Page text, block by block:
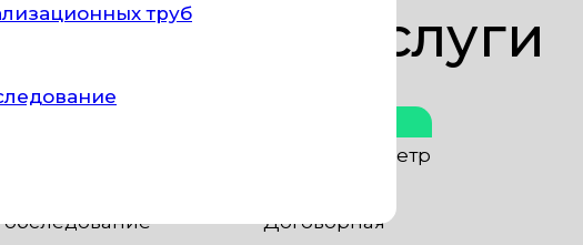
труб
Цены за услуги
от 30 руб. за пог. метр
смывы)
Договорная